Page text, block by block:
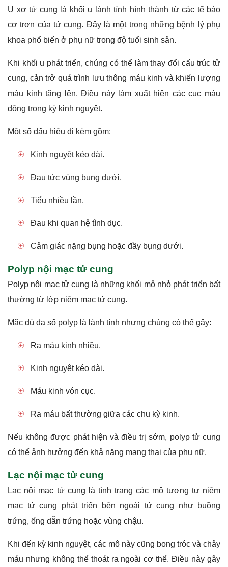
U xơ tử cung là khối u lành tính hình thành từ các tế bào
cơ trơn của tử cung. Đây là một trong những bệnh lý phụ
khoa phổ biến ở phụ nữ trong độ tuổi sinh sản.
Khi khối u phát triển, chúng có thể làm thay đổi cấu trúc tử
cung, cản trở quá trình lưu thông máu kinh và khiến lượng
máu kinh tăng lên. Điều này làm xuất hiện các cục máu
đông trong kỳ kinh nguyệt.
Một số dấu hiệu đi kèm gồm:
Kinh nguyệt kéo dài.
Đau tức vùng bụng dưới.
Tiểu nhiều lần.
Đau khi quan hệ tình dục.
Cảm giác nặng bụng hoặc đầy bụng dưới.
Polyp nội mạc tử cung
Polyp nội mạc tử cung là những khối mô nhỏ phát triển bất
thường từ lớp niêm mạc tử cung.
Mặc dù đa số polyp là lành tính nhưng chúng có thể gây:
Ra máu kinh nhiều.
Kinh nguyệt kéo dài.
Máu kinh vón cục.
Ra máu bất thường giữa các chu kỳ kinh.
Nếu không được phát hiện và điều trị sớm, polyp tử cung
có thể ảnh hưởng đến khả năng mang thai của phụ nữ.
Lạc nội mạc tử cung
Lạc nội mạc tử cung là tình trạng các mô tương tự niêm
mạc tử cung phát triển bên ngoài tử cung như buồng
trứng, ống dẫn trứng hoặc vùng chậu.
Khi đến kỳ kinh nguyệt, các mô này cũng bong tróc và chảy
máu nhưng không thể thoát ra ngoài cơ thể. Điều này gây